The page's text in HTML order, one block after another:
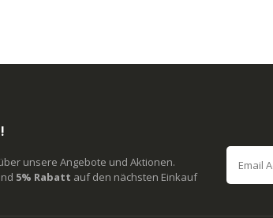
unsere Angebote und Aktionen.
5% Rabatt auf den nächsten Einkauf